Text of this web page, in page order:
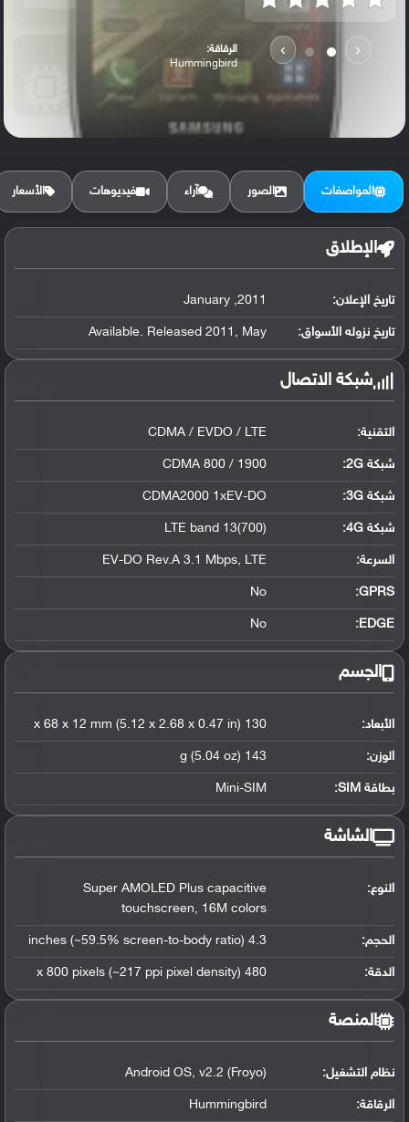
‹
›
الرقاقة:
Hummingbird
المواصفات الصور آراء فيديوهات الأسعار
الإطلاق
تاريخ الإعلان: 2011, January
تاريخ نزوله الأسواق: Available. Released 2011, May
شبكة الاتصال
التقنية: CDMA / EVDO / LTE
شبكة 2G: CDMA 800 / 1900
شبكة 3G :
CDMA2000 1xEV-DO
شبكة 4G :
LTE band 13(700)
السرعة: EV-DO Rev.A 3.1 Mbps, LTE
GPRS:
No
EDGE:
No
الجسم
الأبعاد: 130 x 68 x 12 mm (5.12 x 2.68 x 0.47 in)
الوزن: 143 g (5.04 oz)
بطاقة SIM: Mini-SIM
الشاشة
النوع:
Super AMOLED Plus capacitive
touchscreen, 16M colors
الحجم: 4.3 inches (~59.5% screen-to-body ratio)
الدقة: 480 x 800 pixels (~217 ppi pixel density)
المنصة
نظام التشغيل:
Android OS, v2.2 (Froyo)
الرقاقة:
Hummingbird